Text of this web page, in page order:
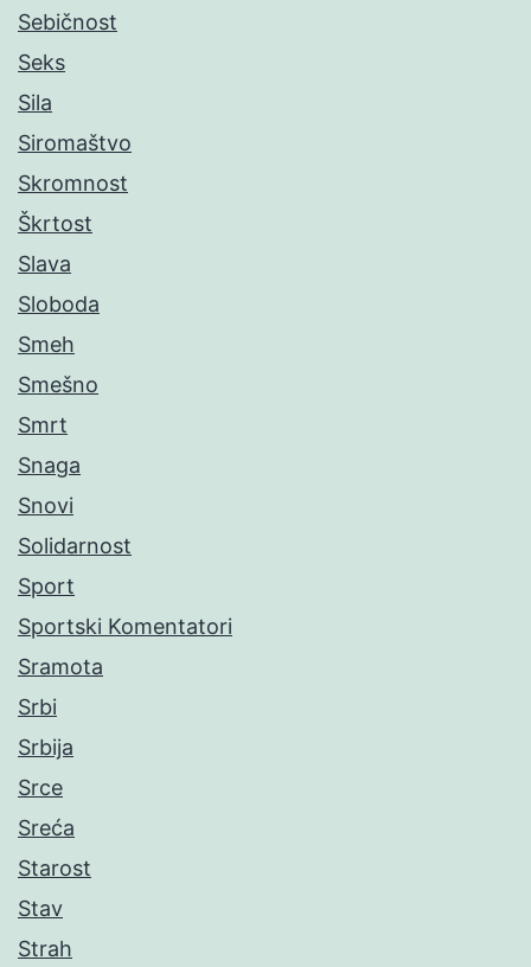
Sebičnost
Seks
Sila
Siromaštvo
Skromnost
Škrtost
Slava
Sloboda
Smeh
Smešno
Smrt
Snaga
Snovi
Solidarnost
Sport
Sportski Komentatori
Sramota
Srbi
Srbija
Srce
Sreća
Starost
Stav
Strah